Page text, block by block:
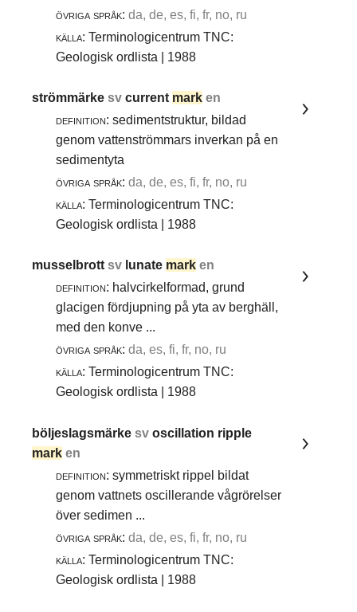
övriga språk: da, de, es, fi, fr, no, ru
källa: Terminologicentrum TNC:
Geologisk ordlista | 1988
strömmärkesvcurrent mark en
definition: sedimentstruktur, bildad
genom vattenströmmars inverkan på en
sedimentyta
övriga språk: da, de, es, fi, fr, no, ru
källa: Terminologicentrum TNC:
Geologisk ordlista | 1988
musselbrottsv lunate mark en
definition: halvcirkelformad, grund
glacigen fördjupning på yta av berghäll,
med den konve ...
övriga språk: da, es, fi, fr, no, ru
källa: Terminologicentrum TNC:
Geologisk ordlista | 1988
böljeslagsmärkesvoscillation ripple
mark en
definition: symmetriskt rippel bildat
genom vattnets oscillerande vågrörelser
över sedimen ...
övriga språk: da, de, es, fi, fr, no, ru
källa: Terminologicentrum TNC:
Geologisk ordlista | 1988